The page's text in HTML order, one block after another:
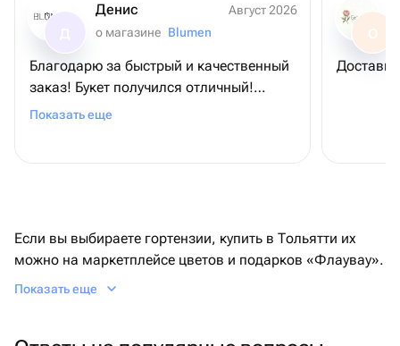
Денис
Август 2026
о магазине Blumen
Благодарю за быстрый и качественный
заказ! Букет получился отличный!
Именинница в восторге! 😎
Показать еще
О
Если вы выбираете гортензии, купить в Тольятти их
можно на маркетплейсе цветов и подарков «Флаувау».
В каталоге огромный ассортимент монобукетов и
Показать еще